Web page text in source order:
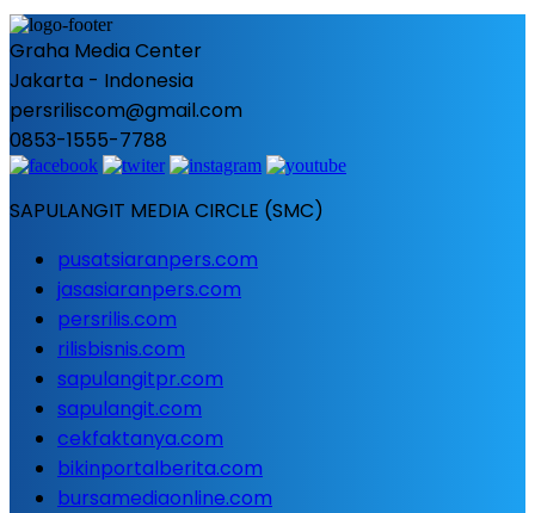
Graha Media Center
Jakarta - Indonesia
persriliscom@gmail.com
0853-1555-7788
SAPULANGIT MEDIA CIRCLE (SMC)
pusatsiaranpers.com
jasasiaranpers.com
persrilis.com
rilisbisnis.com
sapulangitpr.com
sapulangit.com
cekfaktanya.com
bikinportalberita.com
bursamediaonline.com